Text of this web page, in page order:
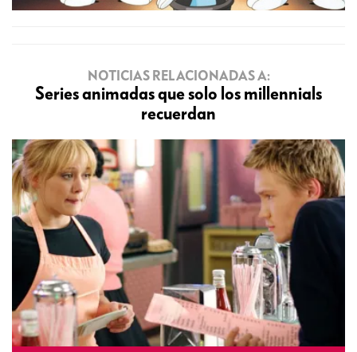
NOTICIAS RELACIONADAS A:
Series animadas que solo los millennials
recuerdan